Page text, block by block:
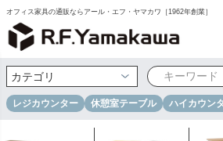
オフィス家具の通販ならアール・エフ・ヤマカワ［1962年創業］
レジカウンター 休憩室テーブル ハイカウン